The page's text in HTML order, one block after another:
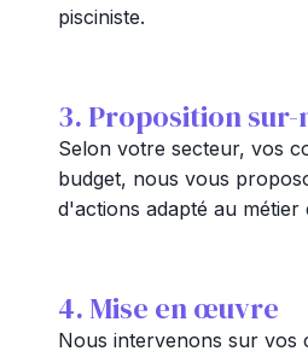
pisciniste.
3. Proposition
Selon votre secteur, vos
budget, nous vous
d'actions adapté au métier
4. Mise en œuvre
Nous intervenons sur vos